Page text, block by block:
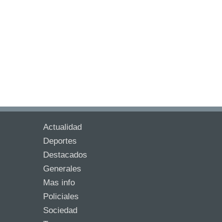
Actualidad
Deportes
Destacados
Generales
Mas info
Policiales
Sociedad